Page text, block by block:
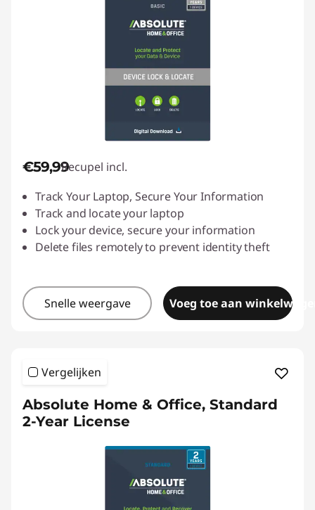
€59,99Recupel incl.
Track Your Laptop, Secure Your Information
Track and locate your laptop
Lock your device, secure your information
Delete files remotely to prevent identity theft
Snelle weergave Voeg toe aan
Vergelijken
Absolute Home & Office, Standard
2-Year License